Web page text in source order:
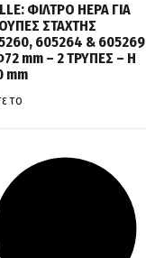
ΦΙΛΤΡΟ HEPA ΓΙΑ
ΣΤΑΧΤΗΣ
605264 & 605269
mm – 2 ΤΡΥΠΕΣ – Η
mm
το